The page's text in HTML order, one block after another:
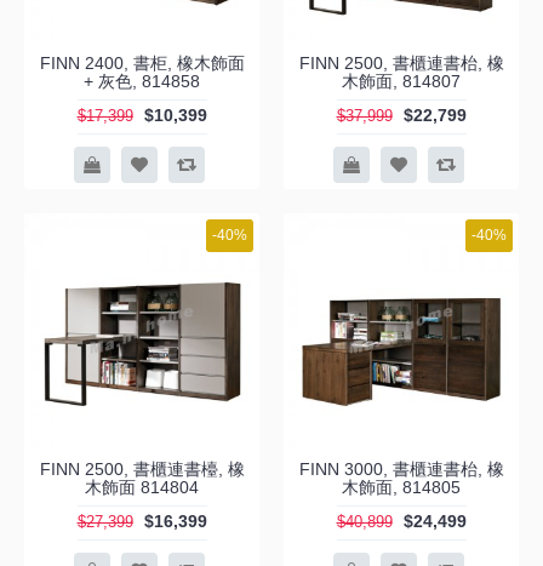
FINN 2400, 書柜, 橡木飾面
+ 灰色, 814858
$17,399 $10,399
FINN 2500, 書櫃連書枱, 橡
木飾面, 814807
$37,999 $22,799
-40%
FINN 2500, 書櫃連書檯, 橡
木飾面 814804
$27,399 $16,399
-40%
FINN 3000, 書櫃連書枱, 橡
木飾面, 814805
$40,899 $24,499